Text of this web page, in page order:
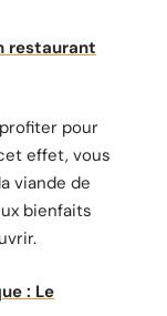
restaurant
pour
effet, vous
viande de
bienfaits
: Le